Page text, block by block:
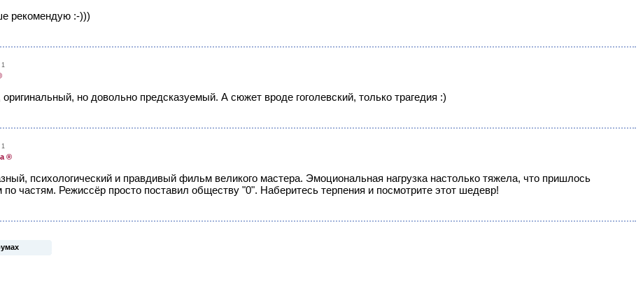
рекомендую :-)))
но довольно предсказуемый. А сюжет вроде гоголевский, только трагедия :)
®
психологический и правдивый фильм великого мастера. Эмоциональная нагрузка настолько тяжела, что пришлось
частям. Режиссёр просто поставил обществу "0". Наберитесь терпения и посмотрите этот шедевр!